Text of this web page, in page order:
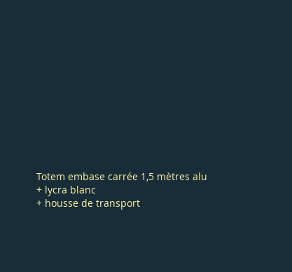
Totem embase carrée 1,5 mètres alu
+ lycra blanc
+ housse de transport